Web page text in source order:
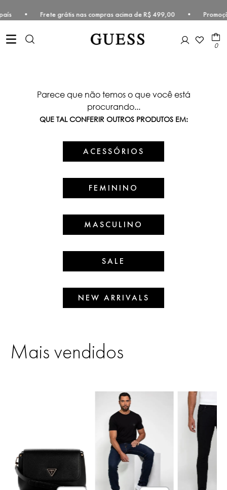
do país • Frete grátis nas compras acima de R$ 499,00 •
0
Parece que não temos o que você está
procurando...
QUE TAL CONFERIR OUTROS PRODUTOS EM:
ACESSÓRIOS
FEMININO
MASCULINO
SALE
NEW ARRIVALS
Mais vendidos